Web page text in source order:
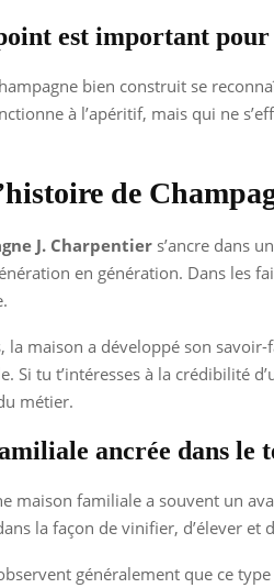
est important
bien construit se
à l’apéritif, mais qui ne
de
J. Charpentier s’ancre dans
en génération. Dans les
la maison a développé son
Si tu t’intéresses à la crédibilité
métier.
ancrée dans le
maison familiale a souvent un
la façon de vinifier, d’élever et
généralement que ce